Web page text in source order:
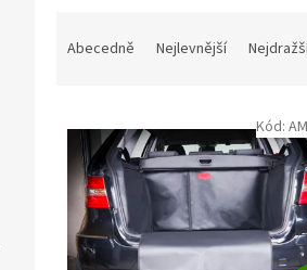
Abecedně Nejlevnější
Kód: